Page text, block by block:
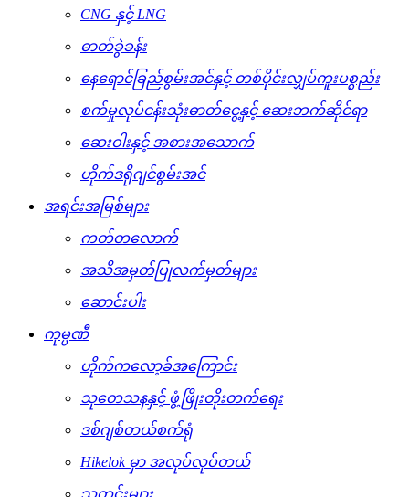
CNG နှင့် LNG
ဓာတ်ခွဲခန်း
နေရောင်ခြည်စွမ်းအင်နှင့် တစ်ပိုင်းလျှပ်ကူးပစ္စည်း
စက်မှုလုပ်ငန်းသုံးဓာတ်ငွေ့နှင့် ဆေးဘက်ဆိုင်ရာ
ဆေးဝါးနှင့် အစားအသောက်
ဟိုက်ဒရိုဂျင်စွမ်းအင်
အရင်းအမြစ်များ
ကတ်တလောက်
အသိအမှတ်ပြုလက်မှတ်များ
ဆောင်းပါး
ကုမ္ပဏီ
ဟိုက်ကလော့ခ်အကြောင်း
သုတေသနနှင့် ဖွံ့ဖြိုးတိုးတက်ရေး
ဒစ်ဂျစ်တယ်စက်ရုံ
Hikelok မှာ အလုပ်လုပ်တယ်
သတင်းများ